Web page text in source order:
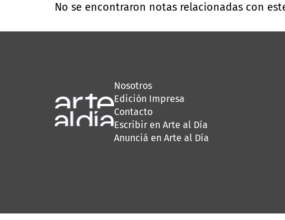
No se encontraron notas relacionadas con
Nosotros
Edición Impresa
Contacto
Escribir en Arte al Día
Anunciá en Arte al Día